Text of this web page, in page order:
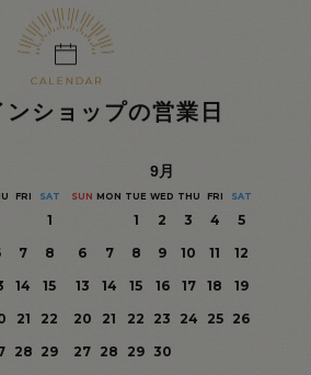
ンショップの営業日
FRI SAT
1
7
8
14
15
21
22
28 29
9月
SUN MON TUE WED THU FRI SAT
1 2 3 4
5
6
7 8 9 10 11
12
13
14 15 16 17 18
19
20
21 22 23 24 25
26
27 28 29 30